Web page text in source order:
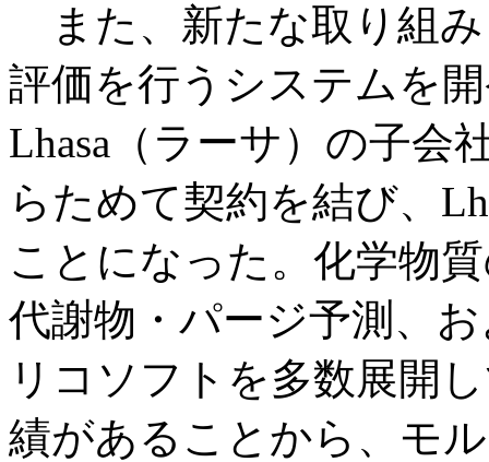
また、新たな取り組
評価を行うシステムを
Lhasa（ラーサ）の子会
らためて契約を結び、
ことになった。化学物
代謝物・パージ予測、
リコソフトを多数展開
績があることから、モ